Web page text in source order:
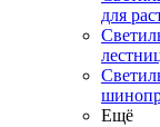
для
Ещё